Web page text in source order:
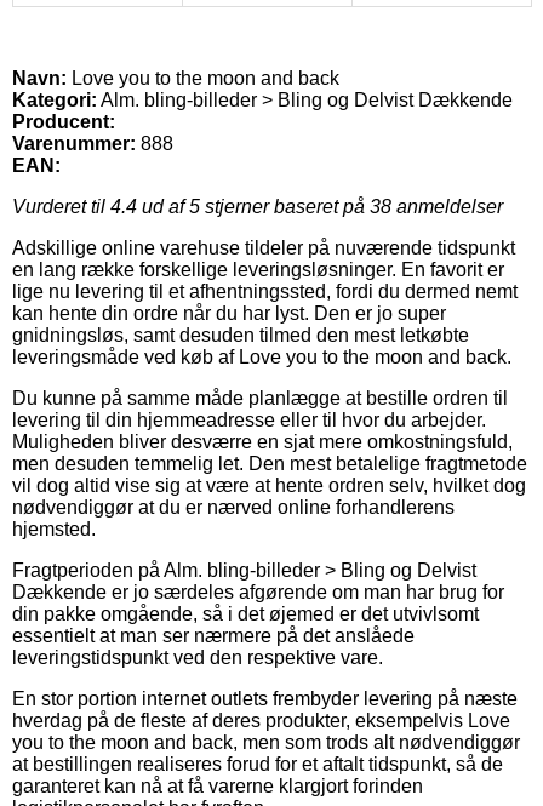
Navn: Love you to the moon and back
Kategori: Alm. bling-billeder > Bling og Delvist Dækkende
Producent:
Varenummer: 888
EAN:
Vurderet til 4.4 ud af 5 stjerner baseret på 38 anmeldelser
Adskillige online varehuse tildeler på nuværende tidspunkt
en lang række forskellige leveringsløsninger. En favorit er
lige nu levering til et afhentningssted, fordi du dermed nemt
kan hente din ordre når du har lyst. Den er jo super
gnidningsløs, samt desuden tilmed den mest letkøbte
leveringsmåde ved køb af Love you to the moon and back.
Du kunne på samme måde planlægge at bestille ordren til
levering til din hjemmeadresse eller til hvor du arbejder.
Muligheden bliver desværre en sjat mere omkostningsfuld,
men desuden temmelig let. Den mest betalelige fragtmetode
vil dog altid vise sig at være at hente ordren selv, hvilket dog
nødvendiggør at du er nærved online forhandlerens
hjemsted.
Fragtperioden på Alm. bling-billeder > Bling og Delvist
Dækkende er jo særdeles afgørende om man har brug for
din pakke omgående, så i det øjemed er det utvivlsomt
essentielt at man ser nærmere på det anslåede
leveringstidspunkt ved den respektive vare.
En stor portion internet outlets frembyder levering på næste
hverdag på de fleste af deres produkter, eksempelvis Love
you to the moon and back, men som trods alt nødvendiggør
at bestillingen realiseres forud for et aftalt tidspunkt, så de
garanteret kan nå at få varerne klargjort forinden